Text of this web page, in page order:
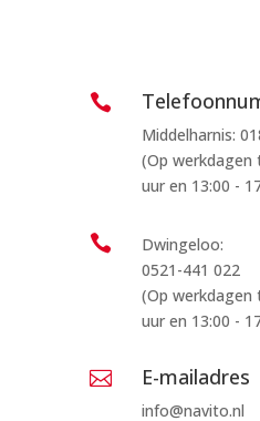

Middelharnis:
(Op werkdagen
uur en 13:00 -

Dwingeloo:
0521-441 022
(Op werkdagen
uur en 13:00 -
 E-mailadres
info@navito.nl